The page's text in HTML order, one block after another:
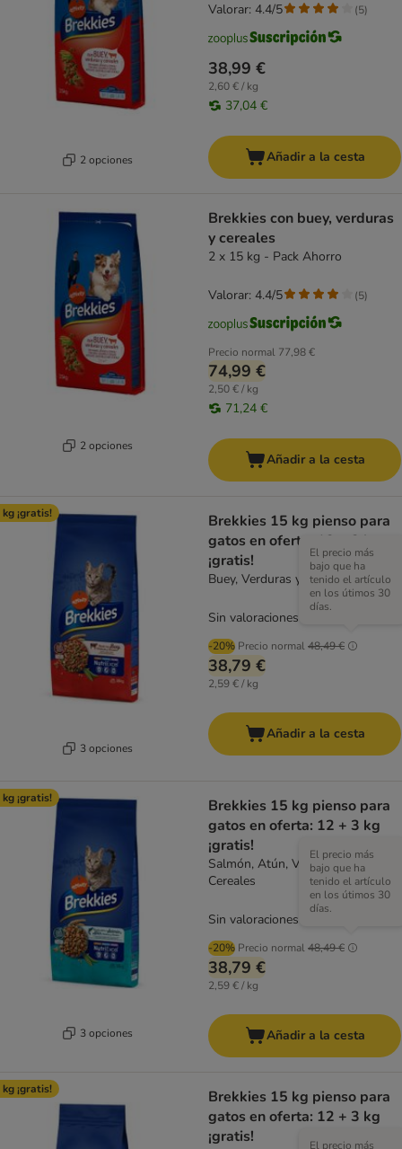
2 opciones
38,99 €
2,60 € / kg
37,04 €
Valorar: 4.4/5 (5)
Añadir a la cesta
2 opciones
Brekkies con buey, verduras
y cereales
2 x 15 kg - Pack Ahorro
Precio normal 77,98 €
74,99 €
2,50 € / kg
71,24 €
Valorar: 4.4/5 (5)
Añadir a la cesta
kg ¡gratis!
3 opciones
Brekkies 15 kg pienso para
gatos en oferta: 12 + 3 kg
¡gratis!
Buey, Verduras y Cereales
-20% Precio normal48,49 €
El precio más
bajo que ha
tenido el artículo
en los útimos 30
días.
38,79 €
2,59 € / kg
Sin valoraciones
Añadir a la cesta
kg ¡gratis!
3 opciones
Brekkies 15 kg pienso para
gatos en oferta: 12 + 3 kg
¡gratis!
Salmón, Atún, Verduras y
Cereales
-20% Precio normal48,49 €
El precio más
bajo que ha
tenido el artículo
en los útimos 30
días.
38,79 €
2,59 € / kg
Sin valoraciones
Añadir a la cesta
kg ¡gratis!
Brekkies 15 kg pienso para
gatos en oferta: 12 + 3 kg
¡gratis!
El precio más